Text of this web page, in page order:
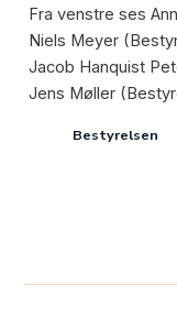
Fra venstre ses
Niels Meyer
Jacob Hanquist
Jens Møller
Bestyrelsen